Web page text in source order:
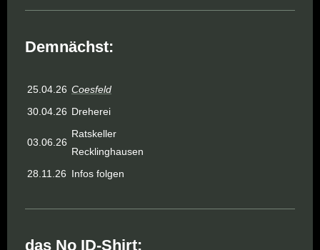
Demnächst:
25.04.26 Coesfeld
30.04.26 Dreherei
03.06.26
Ratskeller
Recklinghausen
28.11.26 Infos folgen
das No ID-Shirt: